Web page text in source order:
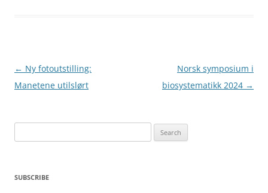
Post
navigation
← Ny fotoutstilling:
Manetene utilslørt
Norsk symposium i
biosystematikk 2024 →
for:
SUBSCRIBE